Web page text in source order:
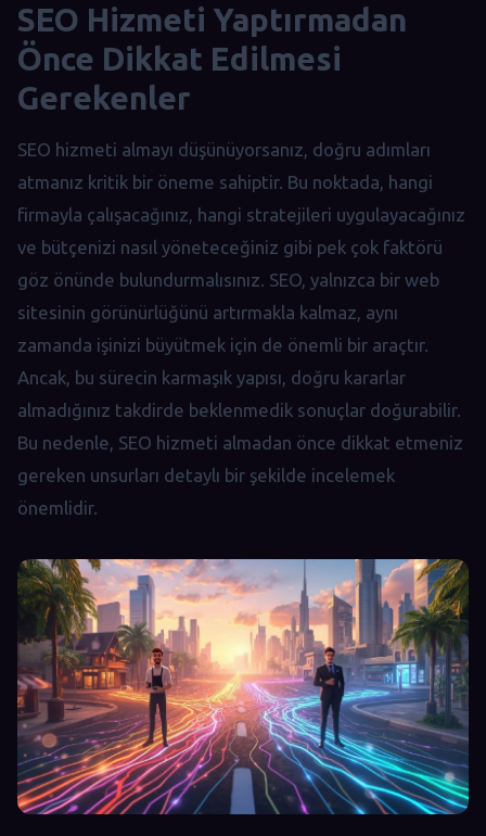
SEO Hizmeti Yaptırmadan
Önce Dikkat Edilmesi
Gerekenler
SEO hizmeti almayı düşünüyorsanız, doğru adımları
atmanız kritik bir öneme sahiptir. Bu noktada, hangi
firmayla çalışacağınız, hangi stratejileri uygulayacağınız
ve bütçenizi nasıl yöneteceğiniz gibi pek çok faktörü
göz önünde bulundurmalısınız. SEO, yalnızca bir web
sitesinin görünürlüğünü artırmakla kalmaz, aynı
zamanda işinizi büyütmek için de önemli bir araçtır.
Ancak, bu sürecin karmaşık yapısı, doğru kararlar
almadığınız takdirde beklenmedik sonuçlar doğurabilir.
Bu nedenle, SEO hizmeti almadan önce dikkat etmeniz
gereken unsurları detaylı bir şekilde incelemek
önemlidir.